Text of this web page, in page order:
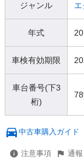
ジャンル
年式
車検有効期限
車台番号(下3
桁)
中古車購入ガイド
注意事項 通報